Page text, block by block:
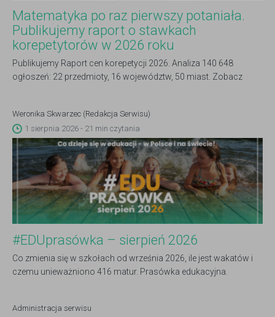
Matematyka po raz pierwszy potaniała.
Publikujemy raport o stawkach
korepetytorów w 2026 roku
Publikujemy Raport cen korepetycji 2026. Analiza 140 648
ogłoszeń: 22 przedmioty, 16 województw, 50 miast. Zobacz
Weronika Skwarzec (Redakcja Serwisu)
1 sierpnia 2026 - 21 min czytania
#EDUprasówka – sierpień 2026
Co zmienia się w szkołach od września 2026, ile jest wakatów i
czemu unieważniono 416 matur. Prasówka edukacyjna.
Administracja serwisu